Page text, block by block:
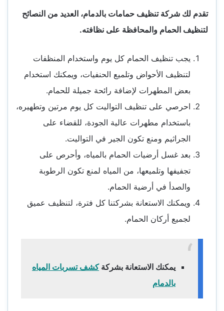
تقدم لك شركة تنظيف حمامات بالدمام، العديد من النصائح
لتنظيف الحمام والمحافظة على نظافته.
يجب تنظيف الحمام كل يوم واستخدام المنظفات
لتنظيف الأحواض وتلميع الحنفيات، ويمكنك استخدام
بعض المطهرات لإضافة رائحة جميلة للحمام.
احرصي على تنظيف التواليت كل يوم مرتين وتطهيره،
باستخدام مطهرات عالية الجودة، للقضاء على
الجراثيم ومنع تكون الجير في التواليت.
بعد غسل أرضيات الحمام بالمياه، وأحرص على
تجفيفها وتلميعها، من المياه لمنع تكون الرطوبة
والصدأ في أرضية الحمام.
ويمكنك الاستعانة بشركتنا كل فترة، لتنظيف عميق
لجميع أركان الحمام.
يمكنك الاستعانة بشركةكشف تسربات المياه
بالدمام